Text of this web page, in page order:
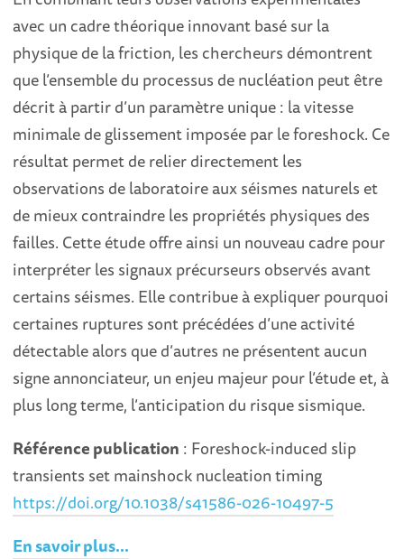
avec un cadre théorique innovant basé sur la
physique de la friction, les chercheurs démontrent
que l’ensemble du processus de nucléation peut être
décrit à partir d’un paramètre unique : la vitesse
minimale de glissement imposée par le foreshock. Ce
résultat permet de relier directement les
observations de laboratoire aux séismes naturels et
de mieux contraindre les propriétés physiques des
failles. Cette étude offre ainsi un nouveau cadre pour
interpréter les signaux précurseurs observés avant
certains séismes. Elle contribue à expliquer pourquoi
certaines ruptures sont précédées d’une activité
détectable alors que d’autres ne présentent aucun
signe annonciateur, un enjeu majeur pour l’étude et, à
plus long terme, l’anticipation du risque sismique.
Référence publication : Foreshock-induced slip
transients set mainshock nucleation timing
https://doi.org/10.1038/s41586-026-10497-5
En savoir plus...